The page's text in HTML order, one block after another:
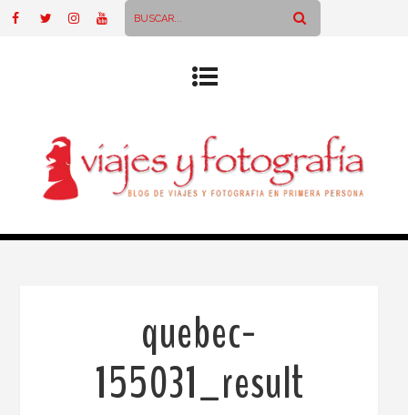
quebec-
155031_result